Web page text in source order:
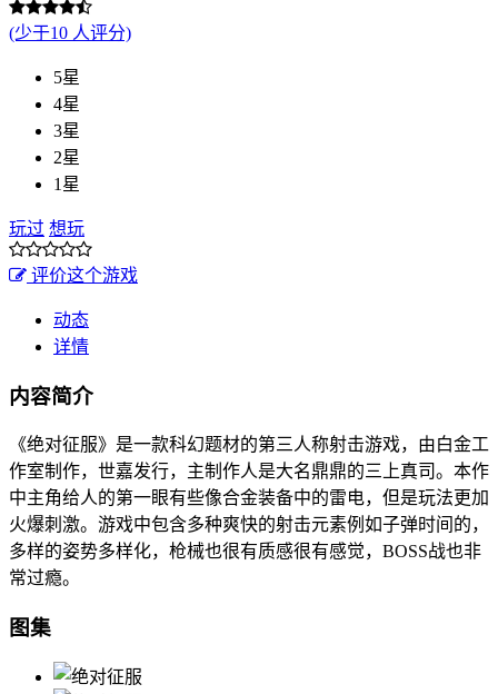
(少于10 人评分)
5星
4星
3星
2星
1星
玩过 想玩
评价这个游戏
动态
详情
内容简介
《绝对征服》是一款科幻题材的第三人称射击游戏，由白金工
作室制作，世嘉发行，主制作人是大名鼎鼎的三上真司。本作
中主角给人的第一眼有些像合金装备中的雷电，但是玩法更加
火爆刺激。游戏中包含多种爽快的射击元素例如子弹时间的，
多样的姿势多样化，枪械也很有质感很有感觉，BOSS战也非
常过瘾。
图集